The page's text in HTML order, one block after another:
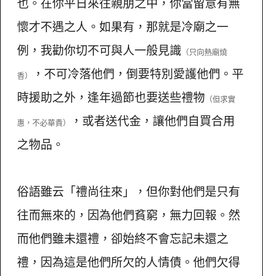
懷才不遇之人。如果有，那就是冷廟之一
例，我勸你切不可與人一般見識 （只向熱廟燒
香）
，不可冷落他們，倒要特別愛護他們。平
時援助之外，逢年過節也要送些禮物 （但求實
惠，不必華貴）
，或者送代金，讓他們自買合用
之物品。
俗語雖云「禮尚往來」，但你對他們是只有
往而無來的，因為他們貧窮，無力回報。然
而他們雖未還禮，卻始終不會忘記未還之
禮，因為這是他們所欠的人情債。他們欠得